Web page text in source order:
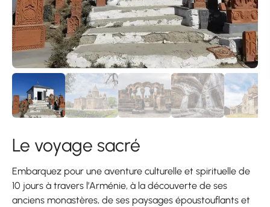
Le voyage sacré
Embarquez pour une aventure culturelle et spirituelle de
10 jours à travers l’Arménie, à la découverte de ses
anciens monastères, de ses paysages époustouflants et